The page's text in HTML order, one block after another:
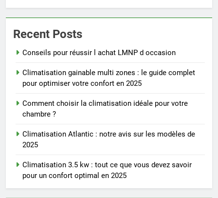
Recent Posts
Conseils pour réussir l achat LMNP d occasion
Climatisation gainable multi zones : le guide complet
pour optimiser votre confort en 2025
Comment choisir la climatisation idéale pour votre
chambre ?
Climatisation Atlantic : notre avis sur les modèles de
2025
Climatisation 3.5 kw : tout ce que vous devez savoir
pour un confort optimal en 2025